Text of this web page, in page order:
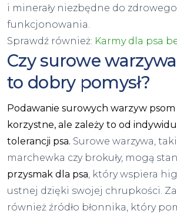
i minerały niezbędne do zdrowego
funkcjonowania.
Sprawdź również: Karmy dla psa
Czy surowe
to dobry pomysł?
Podawanie surowych warzyw
korzystne, ale zależy to od
tolerancji psa. Surowe warzywa,
marchewka czy brokuły, mogą
przysmak dla psa, który wspiera
ustnej dzięki swojej chrupkości.
również źródło błonnika, który